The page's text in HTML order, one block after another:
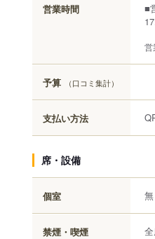
営業時間
■
営
予算 （口コミ集計）
支払い方法
席・設備
個室 無
禁煙・喫煙